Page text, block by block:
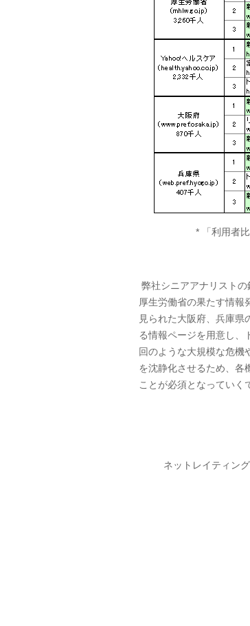
* 「利用者
弊社シニアアナリスト
厚生労働省の果たす情報
見られた大阪府、兵庫県
る情報ページを用意し、
回のような大規模な危機
を沈静化させるため、各
ことが必須となっていく
ネットレイティン